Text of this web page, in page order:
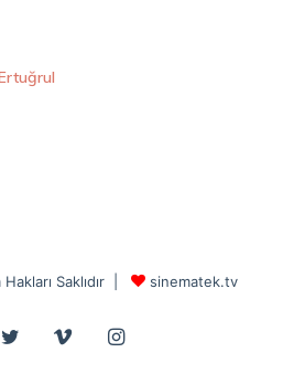
Saklıdır | sinematek.tv
Twitter VimeoInstagram